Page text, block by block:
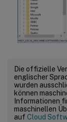
Die offizielle
englischer
wurden
können
Informationen
maschinellen
auf Cloud